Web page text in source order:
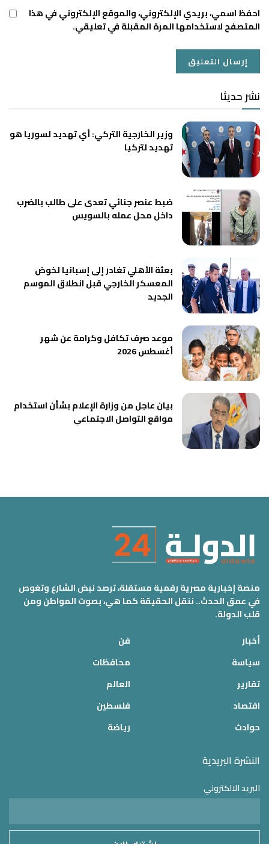
احفظ اسمي، بريدي الإلكتروني، والموقع الإلكتروني في هذا
المتصفح لاستخدامها المرة المقبلة في تعليقي.
نشر حديثا
وزير الخارجية التركي: أي تهديد لسوريا هو
تهديد لتركيا
ضبط عنصر جنائي تعدى على طالب بالضرب
داخل محل عمله بالسويس
بعثة الأهلي تغادر إلى إسبانيا لخوض
المعسكر الخارجي قبل انطلاق الموسم
الجديد
موعد صرف تكافل وكرامة عن شهر
أغسطس 2026
بيان عاجل من وزارة الإعلام بشأن استخدام
مواقع التواصل الاجتماعي
منصة إخبارية مصرية رقمية مستقلة، ترصد نبض الشارع وتغوص
في عمق الحدث.. ننقل الحقيقة كما هي، بصوت المواطن ومن
قلب الدولة.
أخبار
سياسة
تقارير
اقتصاد
حوادث
فن
محافظات
العالم
فلسطين
رياضة
النشرة البريدية
البريد الالكتروني